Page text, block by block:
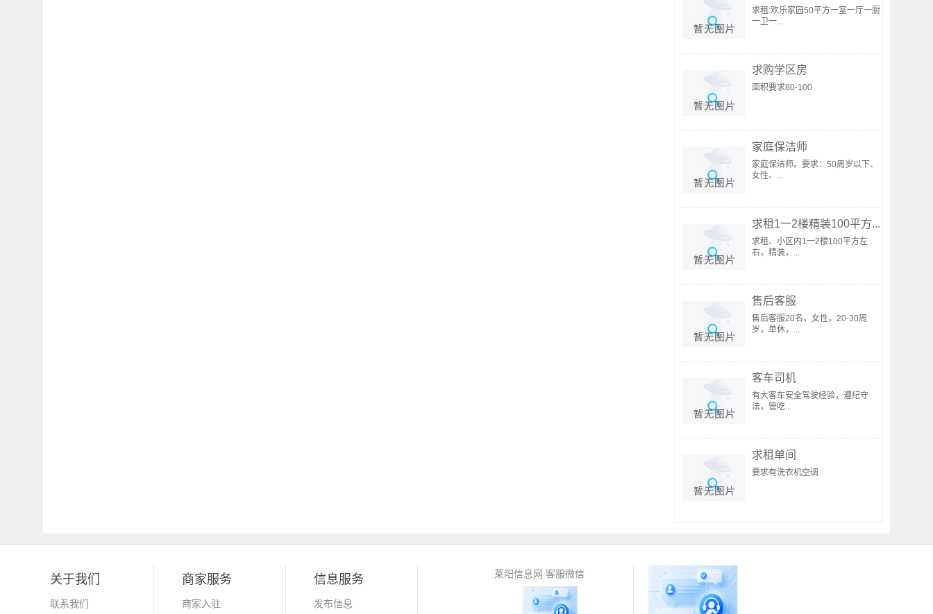
求租:欢乐家园50平方一室一厅一厨
一卫一...
求购学区房
面积要求80-100
家庭保洁师
家庭保洁师。要求：50周岁以下、
女性、...
求租1一2楼精装100平方...
求租、小区内1一2楼100平方左
右，精装，...
售后客服
售后客服20名，女性，20-30周
岁，单休，...
客车司机
有大客车安全驾驶经验，遵纪守
法，管吃...
求租单间
要求有洗衣机空调
关于我们
联系我们
商家服务
商家入驻
信息服务
发布信息
莱阳信息网 客服微信